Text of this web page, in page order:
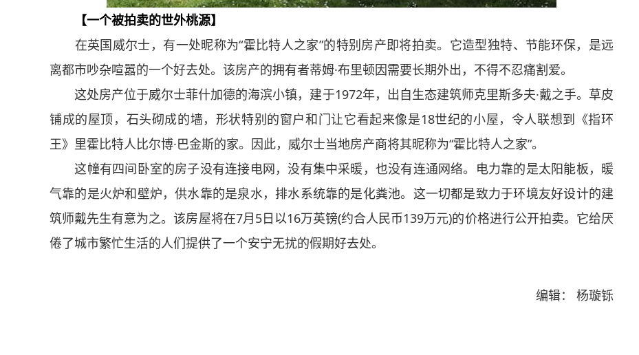
【一个被拍卖的世外桃源】
在英国威尔士，有一处昵称为“霍比特人之家”的特别房产即将拍卖。它造型独特、节能环保，是远
离都市吵杂喧嚣的一个好去处。该房产的拥有者蒂姆·布里顿因需要长期外出，不得不忍痛割爱。
这处房产位于威尔士菲什加德的海滨小镇，建于1972年，出自生态建筑师克里斯多夫·戴之手。草皮
铺成的屋顶，石头砌成的墙，形状特别的窗户和门让它看起来像是18世纪的小屋，令人联想到《指环
王》里霍比特人比尔博·巴金斯的家。因此，威尔士当地房产商将其昵称为“霍比特人之家”。
这幢有四间卧室的房子没有连接电网，没有集中采暖，也没有连通网络。电力靠的是太阳能板，暖
气靠的是火炉和壁炉，供水靠的是泉水，排水系统靠的是化粪池。这一切都是致力于环境友好设计的建
筑师戴先生有意为之。该房屋将在7月5日以16万英镑(约合人民币139万元)的价格进行公开拍卖。它给厌
倦了城市繁忙生活的人们提供了一个安宁无扰的假期好去处。
编辑： 杨璇铄